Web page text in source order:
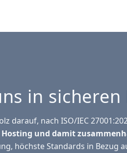
in sicheren
darauf, nach ISO/IEC
und damit
höchste Standards in Bezug